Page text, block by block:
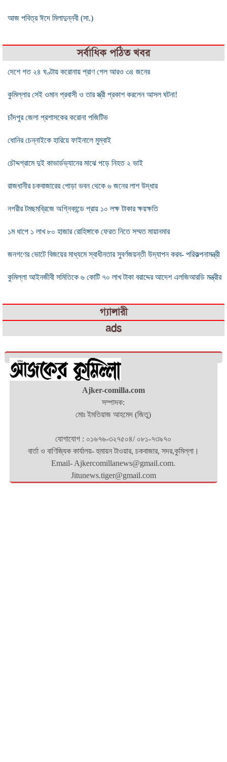
আজ পবিত্র ঈদে মিলাদুন্নবী (সা.)
সর্বাধিক পঠিত খবর
দেশে গত ২৪ ঘণ্টায় করোনায় প্রাণ গেল আরও ৩৪ জনের
কুমিল্লার সেই ওমান প্রবাসী ও তার স্ত্রী প্রকাশ করলেন আসল ঘটনা!
চাঁদপুর জেলা প্রশাসকের করোনা পজিটিভ
ধোনির চেন্নাইকে হারিয়ে ফাইনালে মুম্বাই
চৌদ্দগ্রামে দুই কাভার্ডভ্যানের মাঝে পড়ে নিহত ২ ভাই
রাজধানীর চকবাজারের পোড়া ভবন থেকে ৬ জনের লাশ উদ্ধার
নগরীর টমছমব্রিজে অগ্নিকান্ডে প্রায় ১০ লক্ষ টাকার ক্ষয়ক্ষতি
১ম ধাপে ১ লাখ ৮০ হাজার রোহিঙ্গাকে ফেরত নিতে সম্মত মায়ানমার
জনগণের ভোটে বিজয়ের মাধ্যমে স্বাধীনতার সুবর্ণজয়ন্তী উদ্‌যাপন করব- পরিকল্পনামন্ত্রী
কুমিল্লা আইনজীবী সমিতিকে ৬ কোটি ৭০ লাখ টাকা বরাদ্দের আদেশ এলজিআরডি মন্ত্রীর
গ্যালারী
ads
Ajker-comilla.com
সম্পাদক:
মোঃ ইমতিয়াজ আহমেদ (জিতু)
যোগাযোগ : ০১৬৭৬-৩২৭৫০৪/ ০৮১-৭৩৯৭০
বার্তা ও বাণিজ্যিক কার্যালয়- হুমায়ন টাওয়ার, চকবাজার, সদর,কুমিল্লা।
Email- Ajkercomillanews@gmail.com.
Jitunews.tiger@gmail.com